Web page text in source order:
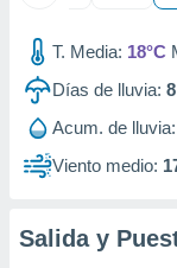
T. Media: 18°C
Días de lluvia: 8
Acum. de lluvia:
Viento medio:
Salida y